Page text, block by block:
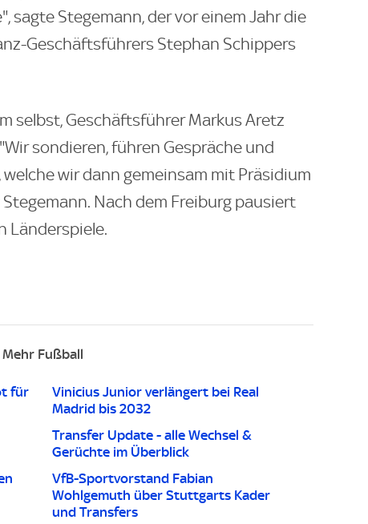
sagte Stegemann, der vor einem Jahr die
Geschäftsführers Stephan Schippers
selbst, Geschäftsführer Markus Aretz
sondieren, führen Gespräche und
wir dann gemeinsam mit Präsidium
Nach dem Freiburg pausiert
Länderspiele.
Mehr Fußball
für
Vinicius Junior verlängert bei Real
Madrid bis 2032
Transfer Update - alle Wechsel &
Gerüchte im Überblick
VfB-Sportvorstand Fabian
Wohlgemuth über Stuttgarts Kader
und Transfers